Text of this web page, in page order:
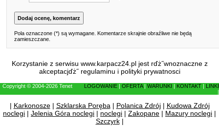
Pola oznaczone (*) są wymagane. Komentarze skrajnie obraźliwe nie będą
zamieszczane.
Korzystanie z serwisu www.karpacz24.pl jest rďż˝wnoznaczne z
akceptacjďż˝ regulaminu i polityki prywatnosci
Copyright © 2004-2026 Tenet LOGOWANIE OFERTA| WARUNKI KONTAKT
LINKI
| Karkonosze| Szklarska Poręba| Polanica Zdrój| Kudowa Zdrój
noclegi | Jelenia Góra noclegi | noclegi | Zakopane | Mazury noclegi |
Szczyrk|